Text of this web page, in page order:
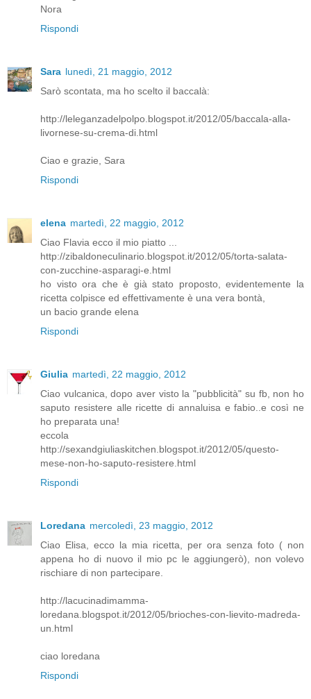
Nora
Rispondi
Sara lunedì, 21 maggio, 2012
Sarò scontata, ma ho scelto il baccalà:
http://leleganzadelpolpo.blogspot.it/2012/05/baccala-alla-
livornese-su-crema-di.html
Ciao e grazie, Sara
Rispondi
elena martedì, 22 maggio, 2012
Ciao Flavia ecco il mio piatto ...
http://zibaldoneculinario.blogspot.it/2012/05/torta-salata-
con-zucchine-asparagi-e.html
ho visto ora che è già stato proposto, evidentemente la
ricetta colpisce ed effettivamente è una vera bontà,
un bacio grande elena
Rispondi
Giulia martedì, 22 maggio, 2012
Ciao vulcanica, dopo aver visto la "pubblicità" su fb, non ho
saputo resistere alle ricette di annaluisa e fabio..e così ne
ho preparata una!
eccola
http://sexandgiuliaskitchen.blogspot.it/2012/05/questo-
mese-non-ho-saputo-resistere.html
Rispondi
Loredana mercoledì, 23 maggio, 2012
Ciao Elisa, ecco la mia ricetta, per ora senza foto ( non
appena ho di nuovo il mio pc le aggiungerò), non volevo
rischiare di non partecipare.
http://lacucinadimamma-
loredana.blogspot.it/2012/05/brioches-con-lievito-madreda-
un.html
ciao loredana
Rispondi